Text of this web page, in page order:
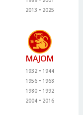
2013
2025
MAJOM
1932
1944
1956
1968
1980
1992
2004
2016